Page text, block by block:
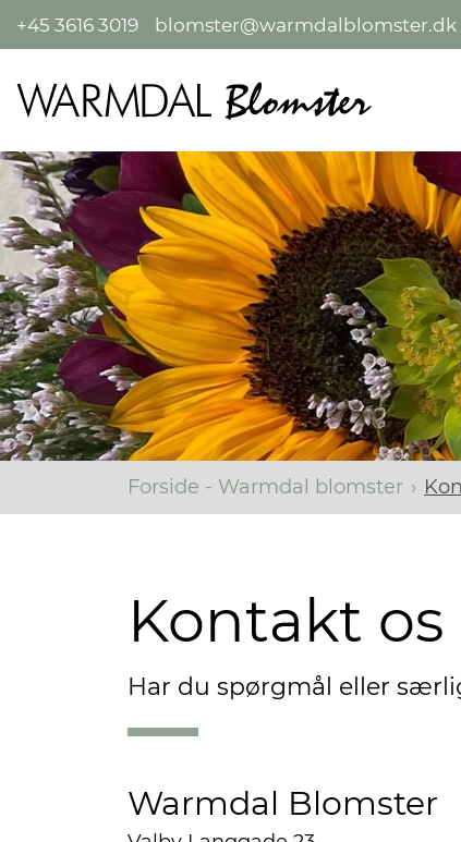
+45 3616 3019 blomster@warmdalblomster.dk
Forside - Warmdal blomster
Kontakt os
Har du spørgmål eller
Warmdal Blomster